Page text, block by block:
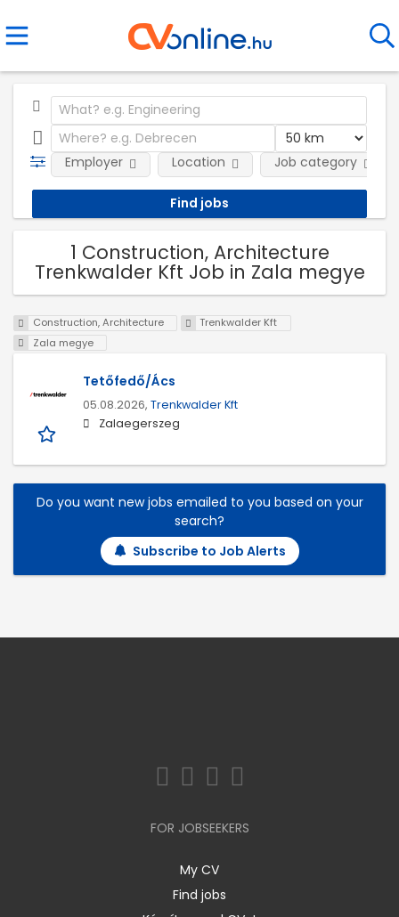
Employer Location Job category
1 Construction, Architecture
Trenkwalder Kft Job in Zala megye
Construction, Architecture
Trenkwalder Kft
Zala megye
Tetőfedő/Ács
05.08.2026, Trenkwalder Kft
Zalaegerszeg
Do you want new jobs emailed to you based on your
search?
Subscribe to Job Alerts
FOR JOBSEEKERS
My CV
Find jobs